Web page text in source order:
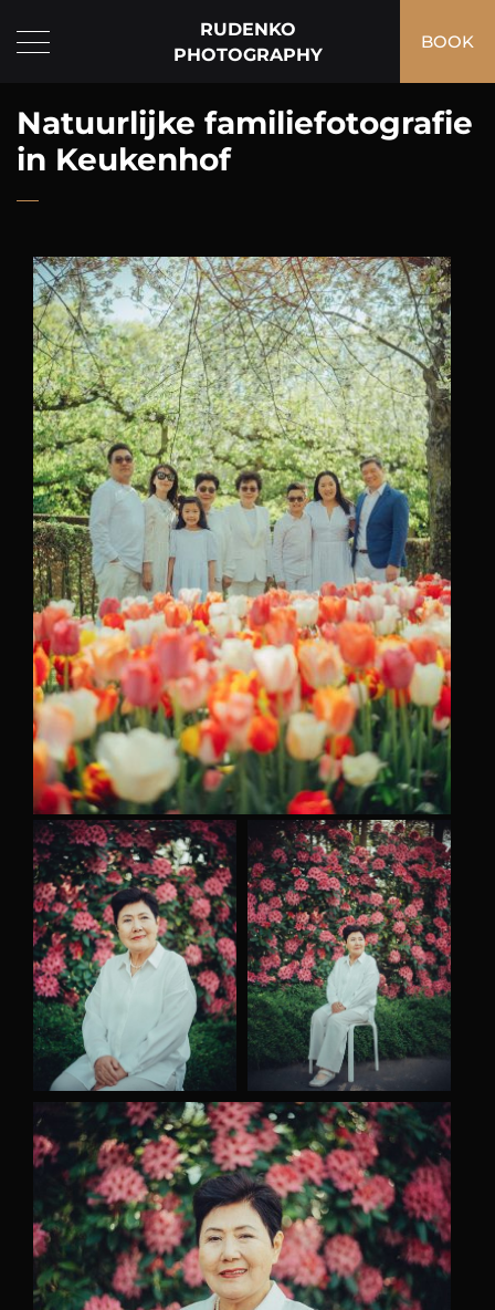
RUDENKO
PHOTOGRAPHY
BOOK
Natuurlijke familiefotografie
in Keukenhof